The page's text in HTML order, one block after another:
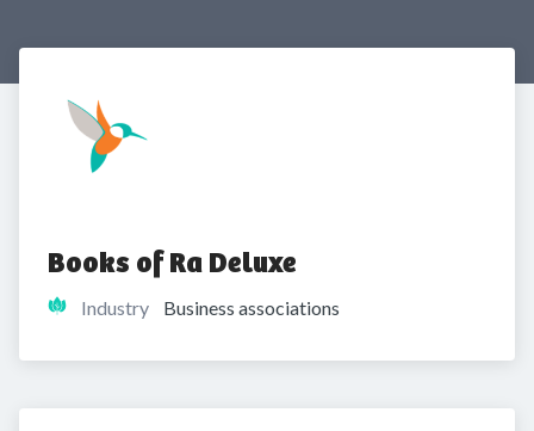
Books of Ra Deluxe
Industry Business associations